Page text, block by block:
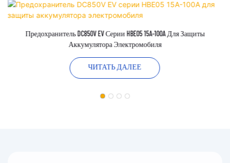
Предохранитель DC850V EV Серии HBE05 15A-100A Для Защиты
Аккумулятора Электромобиля
ЧИТАТЬ ДАЛЕЕ